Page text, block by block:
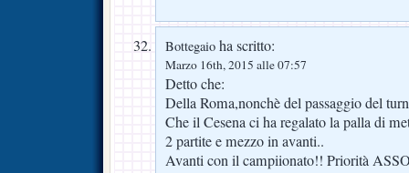
Bottegaio ha scritto:
Marzo 16th, 2015 alle 07:57
Detto che:
Della Roma,nonchè del passaggio del
Che il Cesena ci ha regalato la palla di
2 partite e mezzo in avanti..
Avanti con il campiionato!! Priorità